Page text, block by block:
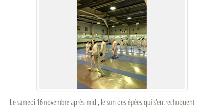
Le samedi 16 novembre après-midi, le son des épées qui s'entrechoquent